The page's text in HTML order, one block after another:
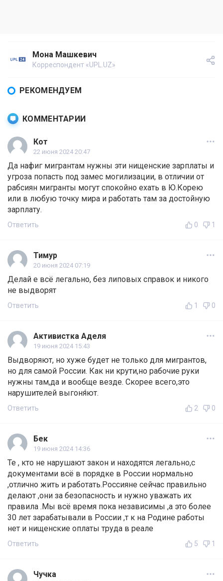
Мона Машкевич
Корреспондент «UPL.UZ»
РЕКОМЕНДУЕМ
КОММЕНТАРИИ
Кот
22 июня 2024 20:47
Да нафиг мигрантам нужны эти нищенские зарплаты и
угроза попасть под замес могилизации, в отличии от
рабсиян мигранты могут спокойно ехать в Ю.Корею
или в любую точку мира и работать там за достойную
зарплату.
Ответить 0 1
Тимур
20 июня 2024 07:19
Делай е всё легально, без липовых справок и никого
не выдворят
Ответить 1 0
Активистка Аделя
19 июня 2024 15:43
Выдворяют, но хуже будет не только для мигрантов,
но для самой России. Как ни крути,но рабочие руки
нужны там,да и вообще везде. Скорее всего,это
нарушителей выгоня́ют.
Ответить 2 0
Бек
19 июня 2024 14:36
Те , кто не нарушают закон и находятся легально,с
документами всё в порядке в России нормально
,отлично жить и работать.Россияне сейчас правильно
делают ,они за безопасность и нужно уважать их
правила .Мы всё время пока независимы ,а это более
30 лет зарабатывали в России ,т к на Родине работы
нет и нищенские оплаты труда в реале
Ответить 5 1
Чyчкa